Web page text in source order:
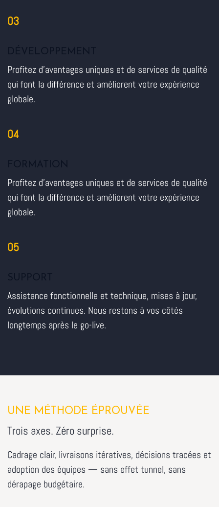
03
Profitez d'avantages uniques et de services de qualité
qui font la différence et améliorent votre expérience
globale.
04
Profitez d'avantages uniques et de services de qualité
qui font la différence et améliorent votre expérience
globale.
05
Assistance fonctionnelle et technique, mises à jour,
évolutions continues. Nous restons à vos côtés
longtemps après le go-live.
UNE MÉTHODE ÉPROUVÉE
Trois axes. Zéro surprise.
Cadrage clair, livraisons itératives, décisions tracées et
adoption des équipes — sans effet tunnel, sans
dérapage budgétaire.